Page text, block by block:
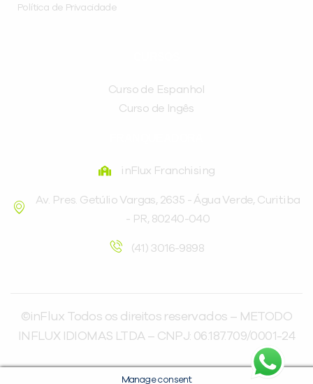
Política de Privacidade
Curso de Espanhol
Curso de Ingês
inFlux Franchising
Av. Pres. Getúlio Vargas, 2635 - Água Verde, Curitiba
- PR, 80240-040
(41) 3016-9898
©inFlux Todos os direitos reservados – METODO
INFLUX IDIOMAS LTDA – CNPJ: 06.187.709/0001-24
Manage consent